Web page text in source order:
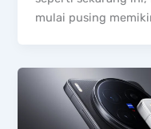
mulai pusing